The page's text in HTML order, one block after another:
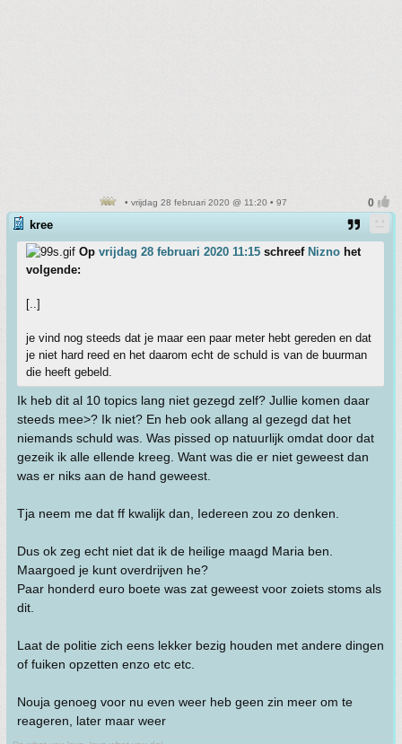
• vrijdag 28 februari 2020 @ 11:20 • 97
kree
Op vrijdag 28 februari 2020 11:15 schreef Nizno het
volgende:
[..]
je vind nog steeds dat je maar een paar meter hebt gereden en dat
je niet hard reed en het daarom echt de schuld is van de buurman
die heeft gebeld.
Ik heb dit al 10 topics lang niet gezegd zelf? Jullie komen daar
steeds mee>? Ik niet? En heb ook allang al gezegd dat het
niemands schuld was. Was pissed op natuurlijk omdat door dat
gezeik ik alle ellende kreeg. Want was die er niet geweest dan
was er niks aan de hand geweest.
Tja neem me dat ff kwalijk dan, Iedereen zou zo denken.
Dus ok zeg echt niet dat ik de heilige maagd Maria ben.
Maargoed je kunt overdrijven he?
Paar honderd euro boete was zat geweest voor zoiets stoms als
dit.
Laat de politie zich eens lekker bezig houden met andere dingen
of fuiken opzetten enzo etc etc.
Nouja genoeg voor nu even weer heb geen zin meer om te
reageren, later maar weer